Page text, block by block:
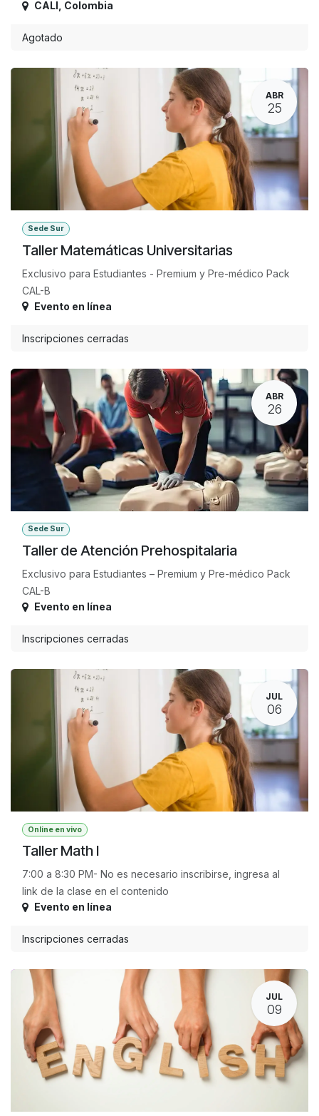
CALI Colombia
Agotado
ABR
25
Sede Sur
Taller Matemáticas Universitarias
Exclusivo para Estudiantes - Premium y Pre-médico Pack
CAL-B
Evento en línea
Inscripciones cerradas
ABR
26
Sede Sur
Taller de Atención Prehospitalaria
Exclusivo para Estudiantes – Premium y Pre-médico Pack
CAL-B
Evento en línea
Inscripciones cerradas
JUL
06
Online en vivo
Taller Math I
7:00 a 8:30 PM- No es necesario inscribirse, ingresa al
link de la clase en el contenido
Evento en línea
Inscripciones cerradas
JUL
09